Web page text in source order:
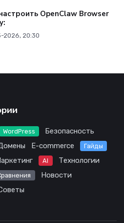
OpenClaw Browser
2026, 20:30
WordPress
Безопасность
E-commerce Гайды
AI
Технологии
Новости